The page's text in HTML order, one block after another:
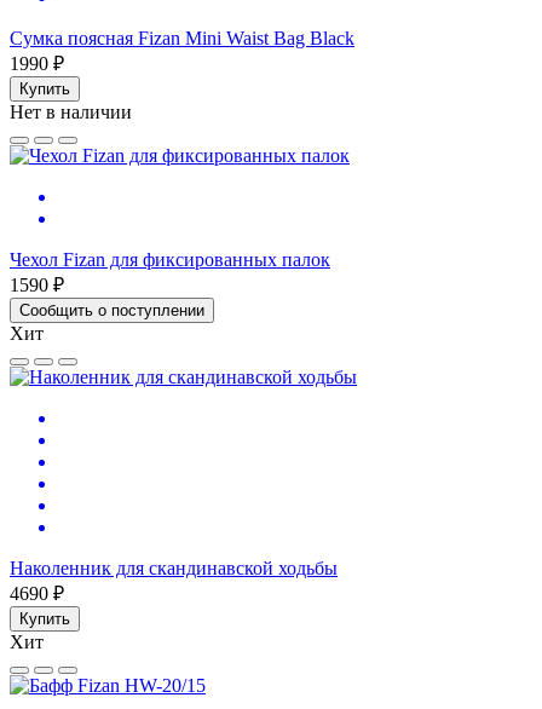
Сумка поясная Fizan Mini Waist Bag Black
1990 ₽
Купить
Нет в наличии
Чехол Fizan для фиксированных палок
1590 ₽
Сообщить о поступлении
Хит
Наколенник для скандинавской ходьбы
4690 ₽
Купить
Хит